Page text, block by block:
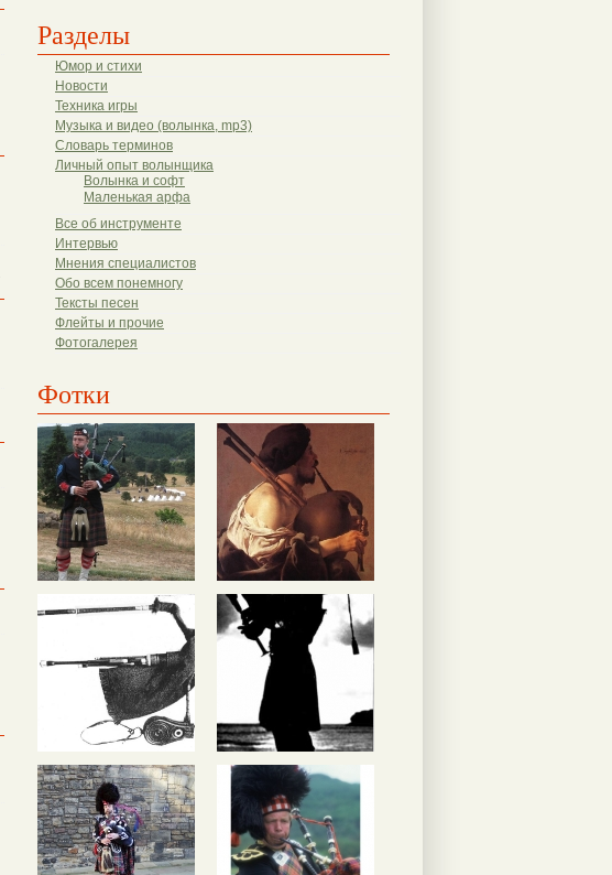
Разделы
Юмор и стихи
Новости
Техника игры
Музыка и видео (волынка, mp3)
Словарь терминов
Личный опыт волынщика
Волынка и софт
Маленькая арфа
Все об инструменте
Интервью
Мнения специалистов
Обо всем понемногу
Тексты песен
Флейты и прочие
Фотогалерея
Фотки